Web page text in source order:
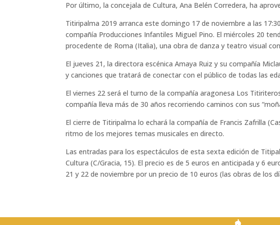
Por último, la concejala de Cultura, Ana Belén Corredera, ha
Titiripalma 2019 arranca este domingo 17 de noviembre a las
compañía Producciones Infantiles Miguel Pino. El miércoles 20
procedente de Roma (Italia), una obra de danza y teatro visual
El jueves 21, la directora escénica Amaya Ruiz y su compañía
y canciones que tratará de conectar con el público de todas las
El viernes 22 será el turno de la compañía aragonesa Los
compañía lleva más de 30 años recorriendo caminos con sus
El cierre de Titiripalma lo echará la compañía de Francis Zafrilla
ritmo de los mejores temas musicales en directo.
Las entradas para los espectáculos de esta sexta edición de
Cultura (C/Gracia, 15). El precio es de 5 euros en anticipada y 6
21 y 22 de noviembre por un precio de 10 euros (las obras de los